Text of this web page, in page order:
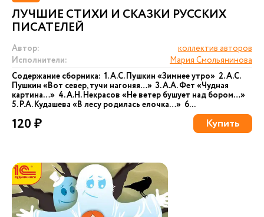
ЛУЧШИЕ СТИХИ И СКАЗКИ РУССКИХ
ПИСАТЕЛЕЙ
Автор:
коллектив авторов
Исполнители:
Мария Смольянинова
Содержание сборника: 1. А.С. Пушкин «Зимнее утро» 2. А.С.
Пушкин «Вот север, тучи нагоняя…» 3. А.А. Фет «Чудная
картина…» 4. А.Н. Некрасов «Не ветер бушует над бором…»
5. Р.А. Кудашева «В лесу родилась елочка…» 6...
120 ₽ Купить